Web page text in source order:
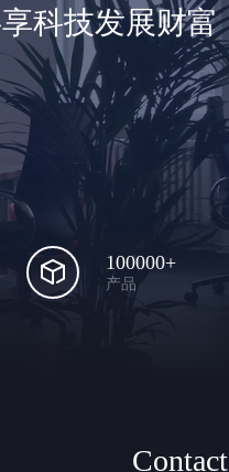
科技发展财富
100000+
产品
Contact